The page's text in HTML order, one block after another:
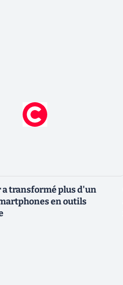
a transformé plus d'un
en outils